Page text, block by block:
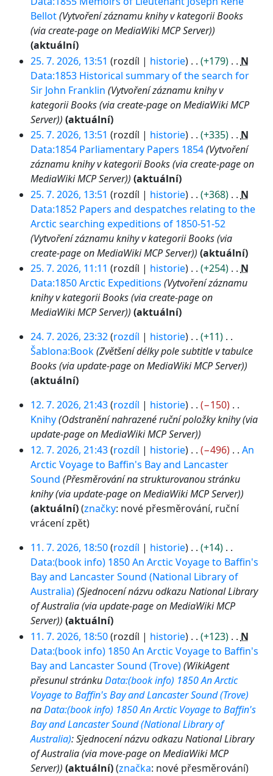
Bellot Vytvoření záznamu knihy v kategorii Books
(via create-page on MediaWiki MCP Server)
aktuální
25. 7. 2026, 13:51 rozdíl historie +179
N
Data:1853 Historical summary of the search for
Sir John Franklin Vytvoření záznamu knihy v
kategorii Books (via create-page on MediaWiki MCP
Server)
aktuální
25. 7. 2026, 13:51 rozdíl historie +335
N
Data:1854 Parliamentary Papers 1854 Vytvoření
záznamu knihy v kategorii Books (via create-page on
MediaWiki MCP Server)
aktuální
25. 7. 2026, 13:51 rozdíl historie +368
N
Data:1852 Papers and despatches relating to the
Arctic searching expeditions of 1850-51-52
Vytvoření záznamu knihy v kategorii Books (via
create-page on MediaWiki MCP Server)
aktuální
25. 7. 2026, 11:11 rozdíl historie +254
N
Data:1850 Arctic Expeditions Vytvoření záznamu
knihy v kategorii Books (via create-page on
MediaWiki MCP Server)
aktuální
2
2
6
24. 7. 2026, 23:32 rozdíl historie
+11
Šablona:Book Zvětšení délky pole subtitle v tabulce
Books (via update-page on MediaWiki MCP Server)
aktuální
1
7
12. 7. 2026, 21:43 rozdíl historie
−150
Knihy Odstranění nahrazené ruční položky knihy (via
update-page on MediaWiki MCP Server)
12. 7. 2026, 21:43 rozdíl historie −496
An
Arctic Voyage to Baffin's Bay and Lancaster
Sound Přesměrování na strukturovanou stránku
knihy (via update-page on MediaWiki MCP Server)
aktuální
značky: nové přesměrování ruční
vrácení zpět
1
11. 7. 2026, 18:50 rozdíl historie
+14
Data:(book info) 1850 An Arctic Voyage to Baffin's
Bay and Lancaster Sound (National Library of
Australia) Sjednocení názvu odkazu National Library
of Australia (via update-page on MediaWiki MCP
Server)
aktuální
11. 7. 2026, 18:50 rozdíl historie +123
N
Data:(book info) 1850 An Arctic Voyage to Baffin's
Bay and Lancaster Sound (Trove) WikiAgent
přesunul stránkuData:(book info) 1850 An Arctic
Voyage to Baffin's Bay and Lancaster Sound (Trove)
naData:(book info) 1850 An Arctic Voyage to Baffin's
Bay and Lancaster Sound (National Library of
Australia): Sjednocení názvu odkazu National Library
of Australia (via move-page on MediaWiki MCP
Server)
aktuální značka: nové přesměrování